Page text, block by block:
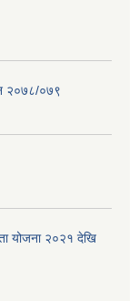
२०७८/०७९
योजना २०२१ देखि